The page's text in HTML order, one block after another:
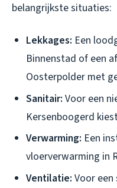
belangrijkste situaties:
Lekkages: Een
Binnenstad of een
Oosterpolder met
Sanitair: Voor een
Kersenboogerd
Verwarming: Een
vloerverwarming in
Ventilatie: Voor